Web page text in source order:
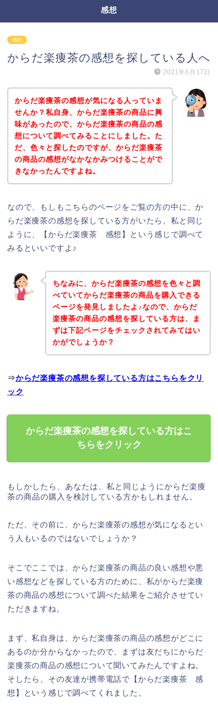
感想
感想
からだ楽痩茶の感想を探している人へ
2021年6月17日
からだ楽痩茶の感想が気になる人っていま
せんか？私自身、からだ楽痩茶の商品に興
味があったので、からだ楽痩茶の商品の感
想について調べてみることにしました。た
だ、色々と探したのですが、からだ楽痩茶
の商品の感想がなかなかみつけることがで
きなかったんですよね。
なので、もしもこちらのページをご覧の方の中に、か
らだ楽痩茶の感想を探している方がいたら、私と同じ
ように、【からだ楽痩茶 感想】という感じで調べて
みるといいですよ♪
ちなみに、からだ楽痩茶の感想を色々と調
べていてからだ楽痩茶の商品を購入できる
ページを発見しましたよ♪なので、からだ
楽痩茶の商品の感想を探している方は、ま
ずは下記ページをチェックされてみてはい
かがでしょうか？
⇒からだ楽痩茶の感想を探している方はこちらをクリ
ック
からだ楽痩茶の感想を探している方はこ
ちらをクリック
もしかしたら、あなたは、私と同じようにからだ楽痩
茶の商品の購入を検討している方かもしれません。
ただ、その前に、からだ楽痩茶の感想が気になるとい
う人もいるのではないでしょうか？
そこでここでは、からだ楽痩茶の商品の良い感想や悪
い感想などを探している方のために、私がからだ楽痩
茶の商品の感想について調べた結果をご紹介させてい
ただきますね。
まず、私自身は、からだ楽痩茶の商品の感想がどこに
あるのか分からなかったので、まずは友だちにからだ
楽痩茶の商品の感想について聞いてみたんですよね。
そしたら、その友達が携帯電話で【からだ楽痩茶 感
想】という感じで調べてくれました。